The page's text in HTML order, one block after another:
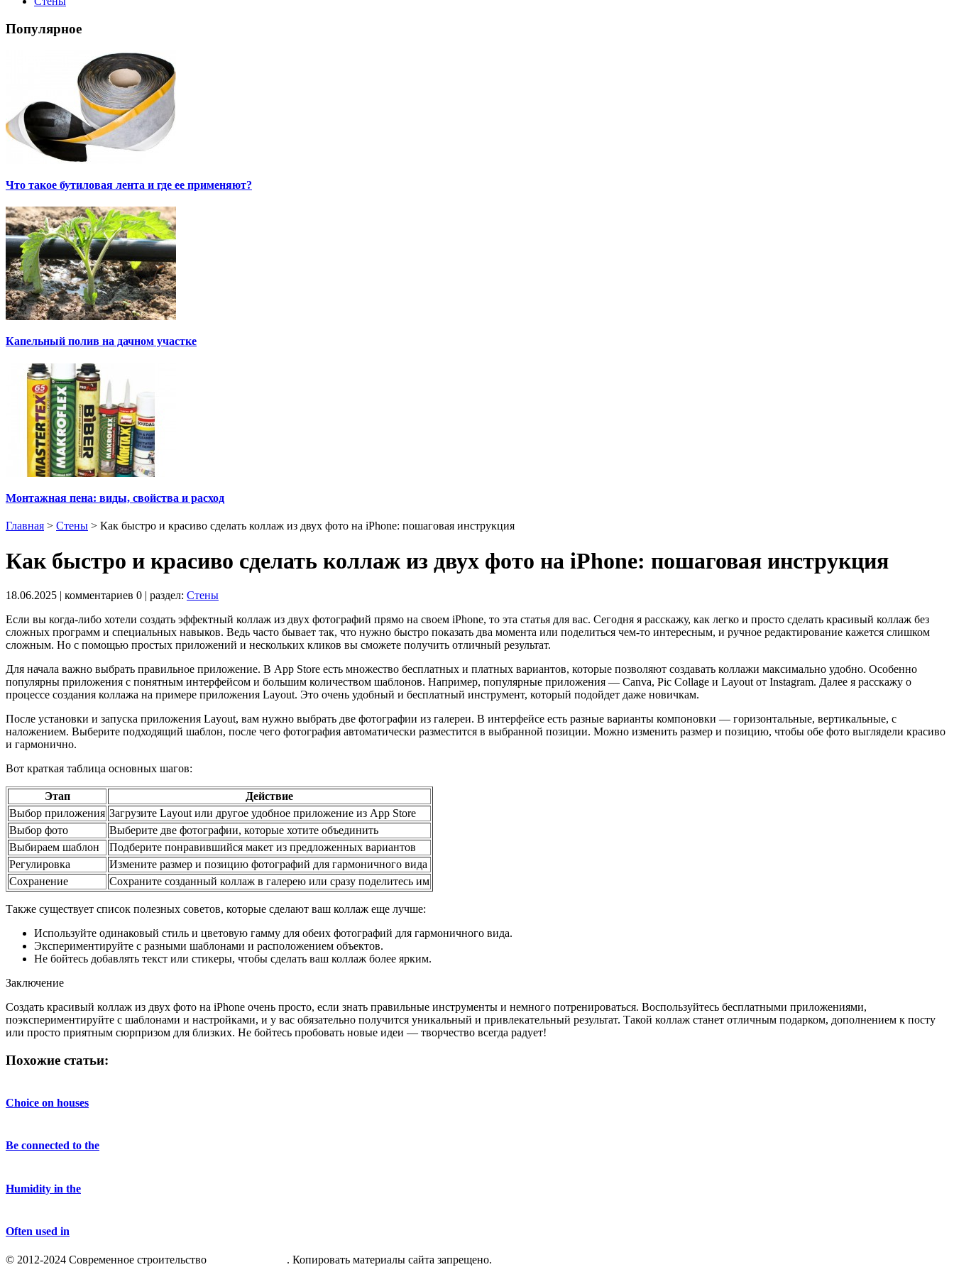
Популярное
Что такое бутиловая лента и где ее применяют?
Капельный полив на дачном участке
Монтажная пена: виды, свойства и расход
Главная > Стены > Как быстро и красиво сделать коллаж из двух фото на iPhone: пошаговая инструкция
Как быстро и красиво сделать коллаж из двух фото на iPhone: пошаговая инструкция
18.06.2025 | комментариев 0 | раздел: Стены
Если вы когда-либо хотели создать эффектный коллаж из двух фотографий прямо на своем iPhone, то эта статья для вас. Сегодня я расскажу, как легко и просто сделать красивый коллаж без
сложных программ и специальных навыков. Ведь часто бывает так, что нужно быстро показать два момента или поделиться чем-то интересным, и ручное редактирование кажется слишком
сложным. Но с помощью простых приложений и нескольких кликов вы сможете получить отличный результат.
Для начала важно выбрать правильное приложение. В App Store есть множество бесплатных и платных вариантов, которые позволяют создавать коллажи максимально удобно. Особенно
популярны приложения с понятным интерфейсом и большим количеством шаблонов. Например, популярные приложения — Canva, Pic Collage и Layout от Instagram. Далее я расскажу о
процессе создания коллажа на примере приложения Layout. Это очень удобный и бесплатный инструмент, который подойдет даже новичкам.
После установки и запуска приложения Layout, вам нужно выбрать две фотографии из галереи. В интерфейсе есть разные варианты компоновки — горизонтальные, вертикальные, с
наложением. Выберите подходящий шаблон, после чего фотография автоматически разместится в выбранной позиции. Можно изменить размер и позицию, чтобы обе фото выглядели красиво
и гармонично.
Вот краткая таблица основных шагов:
Этап
Действие
Выбор приложения Загрузите Layout или другое удобное приложение из App Store
Выбор фото
Выберите две фотографии, которые хотите объединить
Выбираем шаблон
Подберите понравившийся макет из предложенных вариантов
Регулировка
Измените размер и позицию фотографий для гармоничного вида
Сохранение
Сохраните созданный коллаж в галерею или сразу поделитесь им
Также существует список полезных советов, которые сделают ваш коллаж еще лучше:
Используйте одинаковый стиль и цветовую гамму для обеих фотографий для гармоничного вида.
Экспериментируйте с разными шаблонами и расположением объектов.
Не бойтесь добавлять текст или стикеры, чтобы сделать ваш коллаж более ярким.
Заключение
Создать красивый коллаж из двух фото на iPhone очень просто, если знать правильные инструменты и немного потренироваться. Воспользуйтесь бесплатными приложениями,
поэкспериментируйте с шаблонами и настройками, и у вас обязательно получится уникальный и привлекательный результат. Такой коллаж станет отличным подарком, дополнением к посту
или просто приятным сюрпризом для близких. Не бойтесь пробовать новые идеи — творчество всегда радует!
Похожие статьи:
Choice on houses
Be connected to the
Humidity in the
Often used in
© 2012-2024 Современное строительство . Копировать материалы сайта запрещено.